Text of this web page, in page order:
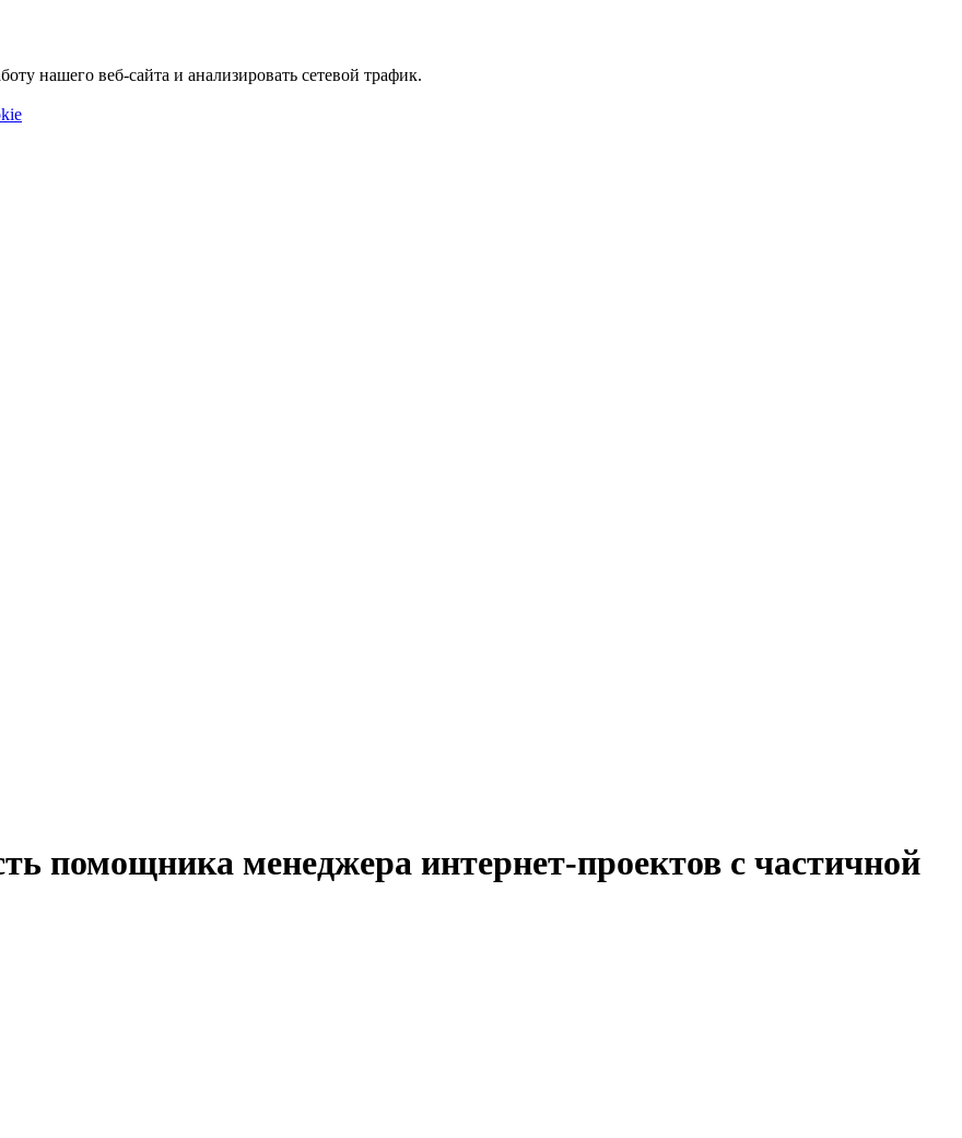
нашего веб-сайта и анализировать сетевой трафик.
помощника менеджера интернет-проектов с частичной